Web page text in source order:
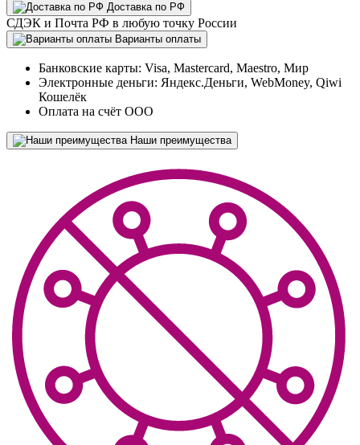
Доставка по РФ
СДЭК и Почта РФ в любую точку России
Варианты оплаты
Банковские карты: Visa, Mastercard, Maestro, Мир
Электронные деньги: Яндекс.Деньги, WebMoney, Qiwi
Кошелёк
Оплата на счёт ООО
Наши преимущества